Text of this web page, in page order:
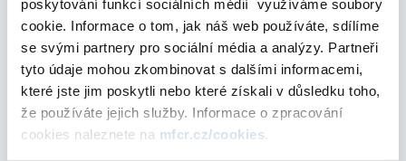
poskytování funkcí sociálních médií využíváme soubory
cookie. Informace o tom, jak náš web používáte, sdílíme
se svými partnery pro sociální média a analýzy. Partneři
tyto údaje mohou zkombinovat s dalšími informacemi,
které jste jim poskytli nebo které získali v důsledku toho,
že používáte jejich služby. Informace o zpracování
cookies naleznete na mfcr.cz/cookies.
December 2011
Treasury Securities by Type of Instrument -
2011
30. December 2011